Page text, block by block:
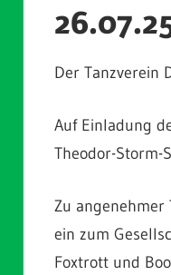
Der Tanzverein
Auf Einladung
Theodor-Storm-
Zu angenehmer
ein zum
Foxtrott und